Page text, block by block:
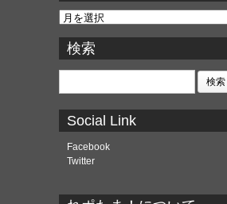
ア
カ
イ
ブ
検索
検
Social Link
Facebook
Twitter